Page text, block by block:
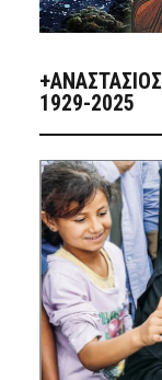
1929-2025